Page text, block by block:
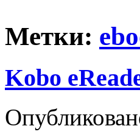
Метки:
Kobo